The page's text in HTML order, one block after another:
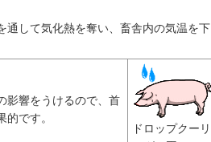
通して気化熱を奪い、畜舎内の気温を下
影響をうけるので、首
です。
ドロップクーリ